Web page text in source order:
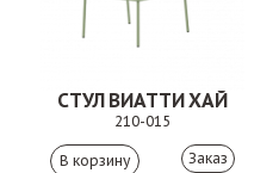
СТУЛ ВИАТТИ ХАЙ
210-015
Заказ